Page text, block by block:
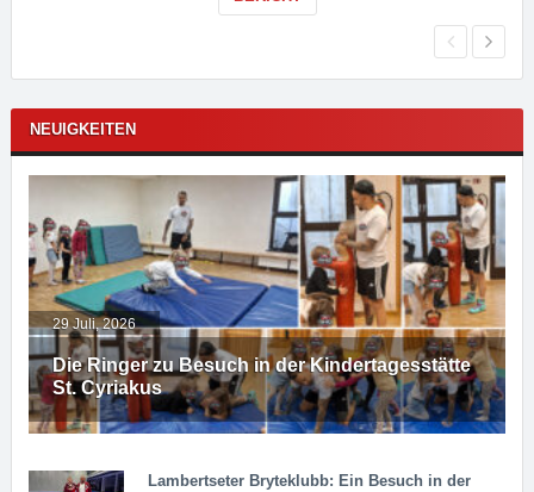
NEUIGKEITEN
Die Ringer zu Besuch in der Kindertagesstätte
St. Cyriakus
29 Juli, 2026
Lambertseter Bryteklubb: Ein Besuch in der